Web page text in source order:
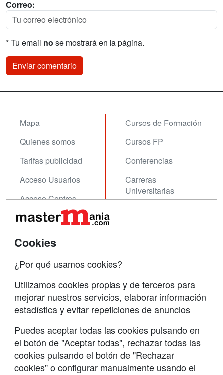
Correo:
* Tu email no se mostrará en la página.
Mapa
Quienes somos
Tarifas publicidad
Acceso Usuarios
Acceso Centros
Cursos de Formación
Cursos FP
Conferencias
Carreras
Universitarias
Contactar
Copyleft
Grupo formazion:
Cookies
¿Por qué usamos cookies?
Utilizamos cookies propias y de terceros para
mejorar nuestros servicios, elaborar información
estadística y evitar repeticiones de anuncios
Puedes aceptar todas las cookies pulsando en
el botón de "Aceptar todas", rechazar todas las
cookies pulsando el botón de "Rechazar
cookies" o configurar manualmente usando el